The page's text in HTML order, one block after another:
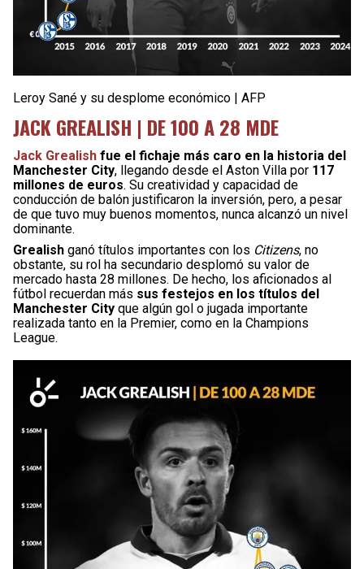
Leroy Sané y su desplome económico | AFP
JACK GREALISH | DE 100 A 28 MDE
Jack Grealish fue el fichaje más caro en la historia del
Manchester City, llegando desde el Aston Villa por 117
millones de euros. Su creatividad y capacidad de
conducción de balón justificaron la inversión, pero, a pesar
de que tuvo muy buenos momentos, nunca alcanzó un nivel
dominante.
Grealish ganó títulos importantes con los Citizens, no
obstante, su rol ha secundario desplomó su valor de
mercado hasta 28 millones. De hecho, los aficionados al
fútbol recuerdan más sus festejos en los títulos del
Manchester City que algún gol o jugada importante
realizada tanto en la Premier, como en la Champions
League.